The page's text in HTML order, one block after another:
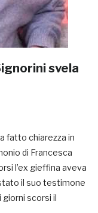
svela
fatto chiarezza in
di Francesca
l’ex gieffina aveva
il suo testimone
giorni scorsi il